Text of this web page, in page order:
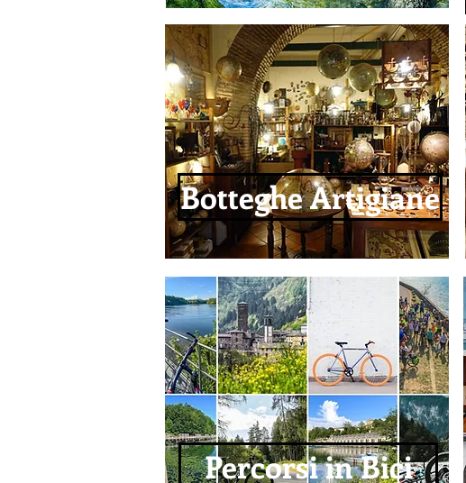
Botteghe Artigiane
Percorsi in Bici